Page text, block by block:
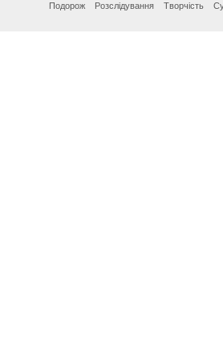
Подорож
Розслідування Творчість